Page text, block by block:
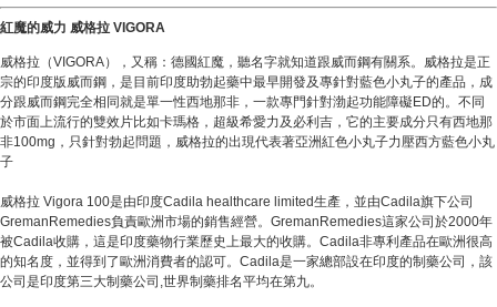
紅魔的威力 威格拉 VIGORA
威格拉（VIGORA），又稱：德國紅魔，聽名字就知道跟威而鋼有關系。威格拉是正
宗的印度版威而鋼，是目前印度助勃起藥中最早開發及專針對藍色小丸子的產品，成
分跟威而鋼完全相同就是單一性西地那非，一款專門針對渤起功能障礙ED的。不同
於市面上流行的雙效片比如卡瑪格，超級希愛力及必利吉，它的主要成分只有西地那
非100mg，只針對勃起問題，威格拉的出現代表著亞洲紅色小丸子力壓西方藍色小丸
子
威格拉 Vigora 100是由印度Cadila healthcare limited生產，並由Cadila旗下公司
GremanRemedies負責歐洲市場的銷售經營。GremanRemedies這家公司於2000年
被Cadila收購，這是印度藥物行業歷史上最大的收購。Cadila非專利產品在歐洲很高
的知名度，並得到了歐洲消費者的認可。Cadila是一家總部設在印度的制藥公司，該
公司是印度第三大制藥公司,世界制藥排名平均在第九。